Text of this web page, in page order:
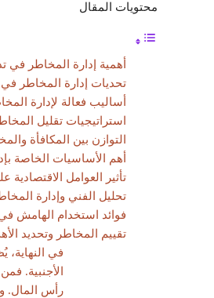
محتويات المقال
أهمية إدارة المخاطر في
تحديات إدارة المخاطر في
أساليب فعالة لإدارة
استراتيجيات تقليل
التوازن بين المكافأة
أهم الأساسيات الخاصة
تأثير العوامل الاقتصادية
تحليل الفني وإدارة
فوائد استخدام الهامش
تقييم المخاطر وتحديد
في النهاية،
الأجنبية.
رأس المال.